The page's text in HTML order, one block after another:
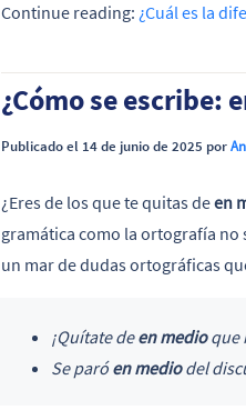
Continue reading: ¿Cuál es la
¿Cómo se escribe:
Publicado el 14 de junio de 2025 por
¿Eres de los que te quitas deen
gramática como la ortografía no
un mar de dudas ortográficas
¡Quítate deen medioque
Se paróen mediodel